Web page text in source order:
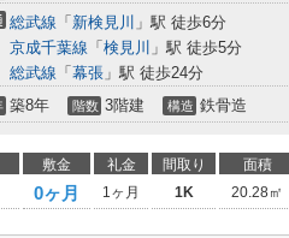
総武線 「 新検見川 」駅 徒歩6分
京成千葉線 「 検見川 」駅 徒歩5分
総武線 「 幕張 」駅 徒歩24分
築8年 階数 3階建 構造 鉄骨造
敷金 礼金 間取り 面積
0ヶ月 1ヶ月 1K 20.28㎡